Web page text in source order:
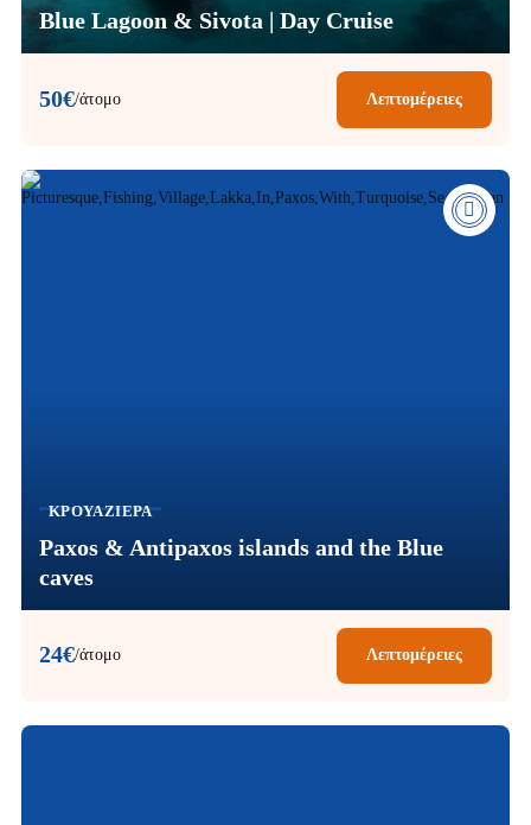
Blue Lagoon & Sivota | Day Cruise
50€/άτομο Λεπτομέρειες
ΚΡΟΥΑΖΙΈΡΑ
Paxos & Antipaxos islands and the Blue
caves
24€/άτομο Λεπτομέρειες